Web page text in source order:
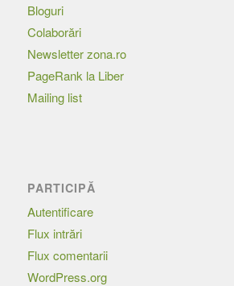
Bloguri
Colaborări
Newsletter zona.ro
PageRank la Liber
Mailing list
PARTICIPĂ
Autentificare
Flux intrări
Flux comentarii
WordPress.org